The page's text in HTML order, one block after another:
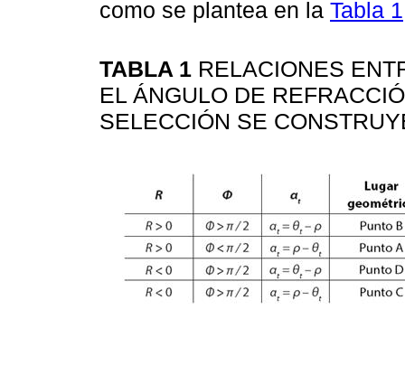
como se plantea en la Tabla 1
TABLA 1 RELACIONES
EL ÁNGULO DE
SELECCIÓN SE